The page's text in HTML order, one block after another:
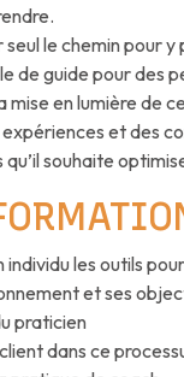
le chemin pour y
de guide pour des
en lumière de
et des
souhaite
les outils
et ses
praticien
dans ce